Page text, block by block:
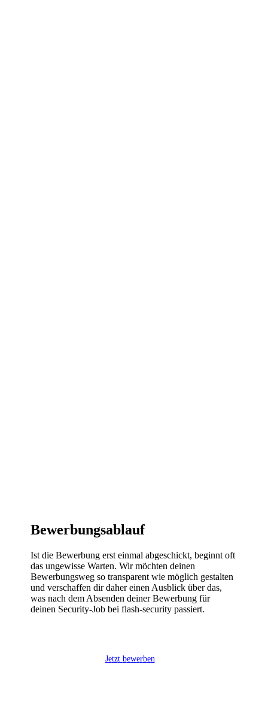
Bewerbungsablauf
Ist die Bewerbung erst einmal abgeschickt, beginnt oft
das ungewisse Warten. Wir möchten deinen
Bewerbungsweg so transparent wie möglich gestalten
und verschaffen dir daher einen Ausblick über das,
was nach dem Absenden deiner Bewerbung für
deinen Security-Job bei flash-security passiert.
Jetzt bewerben